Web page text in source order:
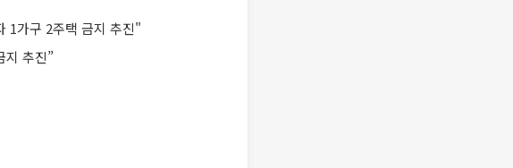
1가구 2주택 금지 추진"
지 추진”